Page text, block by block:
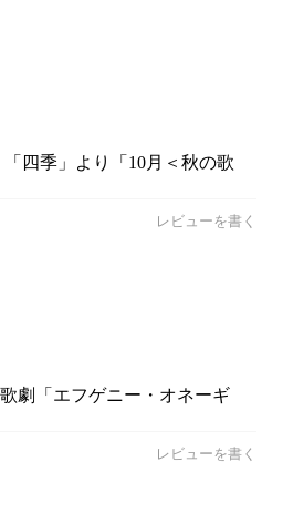
四季」より「10月＜秋の歌
レビューを書く
劇「エフゲニー・オネーギ
レビューを書く